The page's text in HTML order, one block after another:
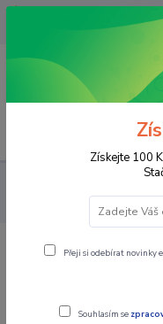
OPAVA 733537099/HLUČÍN
734541648/OLOMOUC
příslušenství
Získejte 100
Přeji si odebírat novinky
Souhlasím se